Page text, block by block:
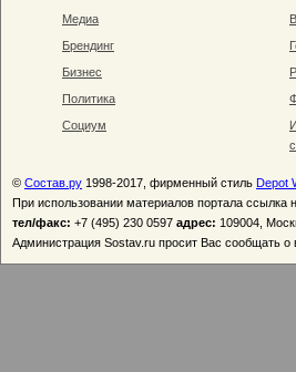
Медиа
Брендинг
Бизнес
Политика
Социум
© Состав.ру 1998-2017, фирменный стиль Depot
При использовании материалов портала ссылка
тел/факс: +7 (495) 230 0597 адрес: 109004,
Администрация Sostav.ru просит Вас сообщать